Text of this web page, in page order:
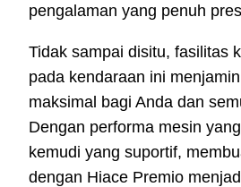
pengalaman yang penuh
Tidak sampai disitu, fasilitas
pada kendaraan ini
maksimal bagi Anda dan
Dengan performa mesin
kemudi yang suportif,
dengan Hiace Premio